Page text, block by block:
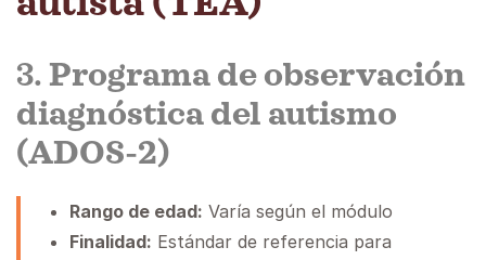
3. Programa de observación
diagnóstica del autismo
(ADOS-2)
Rango de edad: Varía según el módulo
Finalidad: Estándar de referencia para